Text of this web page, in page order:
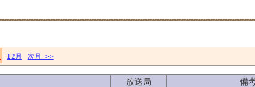
12月 次月 >>
放送局 備